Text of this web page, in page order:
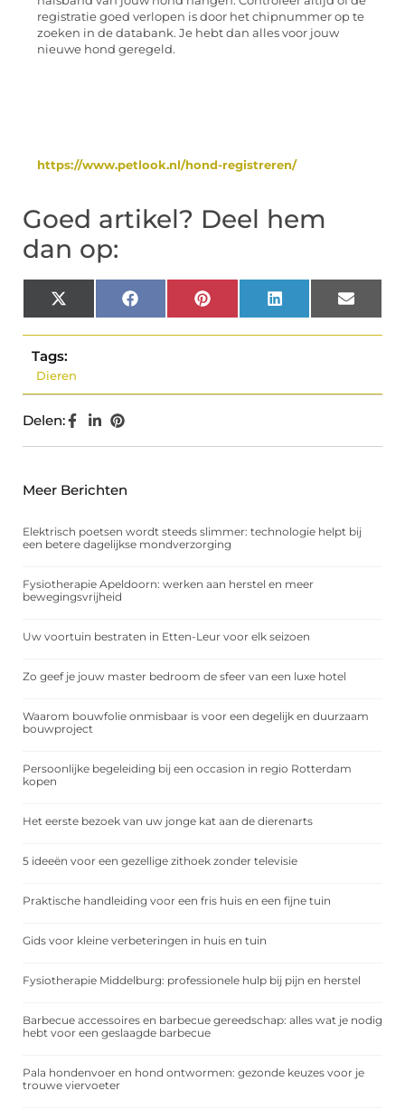
registratie goed verlopen is door het chipnummer op te
zoeken in de databank. Je hebt dan alles voor jouw
nieuwe hond geregeld.
https://www.petlook.nl/hond-registreren/
Goed artikel? Deel hem
dan op:
X
(Twitter)
Facebook Pinterest LinkedIn Email
Tags:
Dieren
Delen:
Meer Berichten
Elektrisch poetsen wordt steeds slimmer: technologie helpt bij
een betere dagelijkse mondverzorging
Fysiotherapie Apeldoorn: werken aan herstel en meer
bewegingsvrijheid
Uw voortuin bestraten in Etten-Leur voor elk seizoen
Zo geef je jouw master bedroom de sfeer van een luxe hotel
Waarom bouwfolie onmisbaar is voor een degelijk en duurzaam
bouwproject
Persoonlijke begeleiding bij een occasion in regio Rotterdam
kopen
Het eerste bezoek van uw jonge kat aan de dierenarts
5 ideeën voor een gezellige zithoek zonder televisie
Praktische handleiding voor een fris huis en een fijne tuin
Gids voor kleine verbeteringen in huis en tuin
Fysiotherapie Middelburg: professionele hulp bij pijn en herstel
Barbecue accessoires en barbecue gereedschap: alles wat je nodig
hebt voor een geslaagde barbecue
Pala hondenvoer en hond ontwormen: gezonde keuzes voor je
trouwe viervoeter